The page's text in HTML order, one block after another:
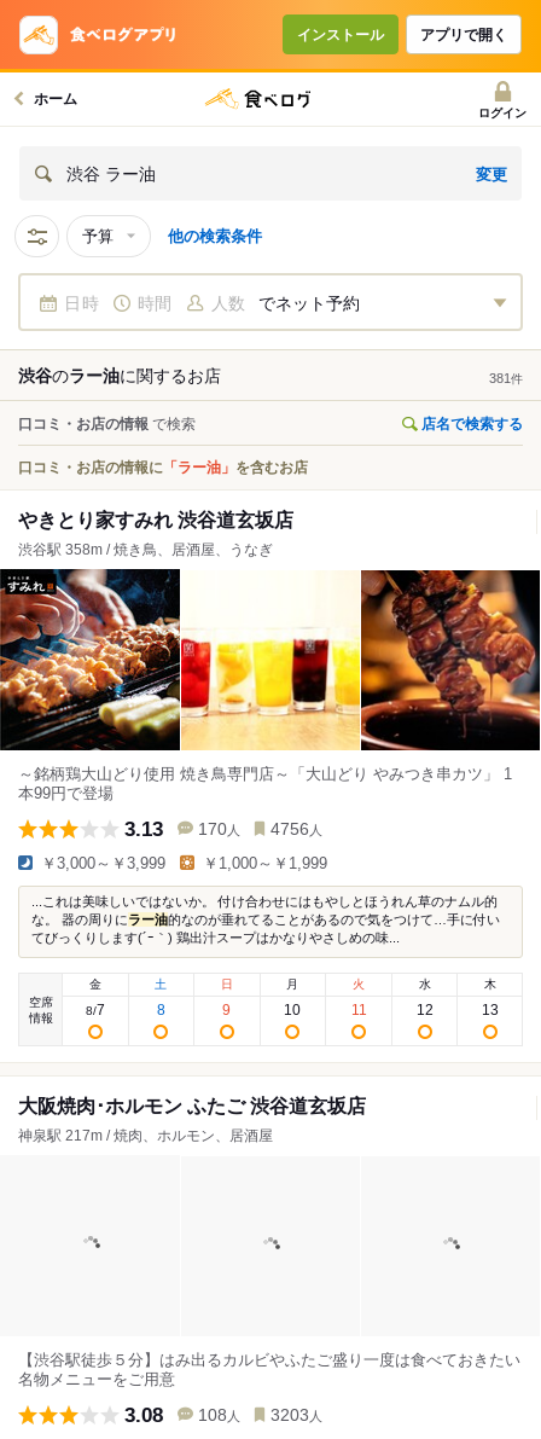
インストール アプリで開く
ホーム
ログイン
渋谷 ラー油 変更
予算 他の検索条件
日時 時間 人数 でネット予約
渋谷のラー油に関するお店 381 件
口コミ・お店の情報 で検索 店名で検索する
口コミ・お店の情報に 「ラー油」 を含むお店
やきとり家すみれ 渋谷道玄坂店
渋谷駅 358m / 焼き鳥、居酒屋、うなぎ
～銘柄鶏大山どり使用 焼き鳥専門店～「大山どり やみつき串カツ」 1
本99円で登場
3.13 170 人 4756 人
￥3,000～￥3,999 ￥1,000～￥1,999
...これは美味しいではないか。 付け合わせにはもやしとほうれん草のナムル的
な。 器の周りにラー油的なのが垂れてることがあるので気をつけて…手に付い
てびっくりします(´ｰ｀) 鶏出汁スープはかなりやさしめの味...
空席
情報
金
8/7
土
8
日
9
月
10
火
11
水
12
木
13
大阪焼肉･ホルモン ふたご 渋谷道玄坂店
神泉駅 217m / 焼肉、ホルモン、居酒屋
【渋谷駅徒歩５分】はみ出るカルビやふたご盛り一度は食べておきたい
名物メニューをご用意
3.08 108 人 3203 人